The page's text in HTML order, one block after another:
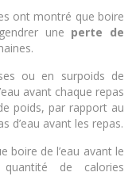
ont montré que boire
une perte de
ou en surpoids de
avant chaque repas
poids, par rapport au
d’eau avant les repas.
boire de l’eau avant le
de calories